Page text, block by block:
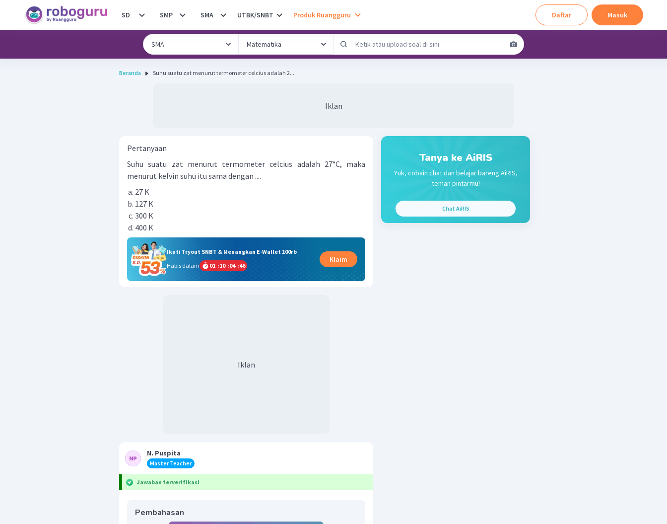
SD SMP SMA UTBK/SNBT Produk Ruangguru Daftar Masuk
Beranda Suhu suatu zat menurut termometer celcius adalah 2...
Iklan
Pertanyaan
Suhu suatu zat menurut termometer celcius adalah 27°C, maka
menurut kelvin suhu itu sama dengan ....
27 K
127 K
300 K
400 K
Ikuti Tryout SNBT & Menangkan E-Wallet 100rb
Habis dalam
01 :10 :04 :45
Klaim
Iklan
N. Puspita
Master Teacher
Jawaban terverifikasi
Pembahasan
Tanya ke AiRIS
Yuk, cobain chat dan belajar bareng AiRIS,
teman pintarmu!
Chat AiRIS